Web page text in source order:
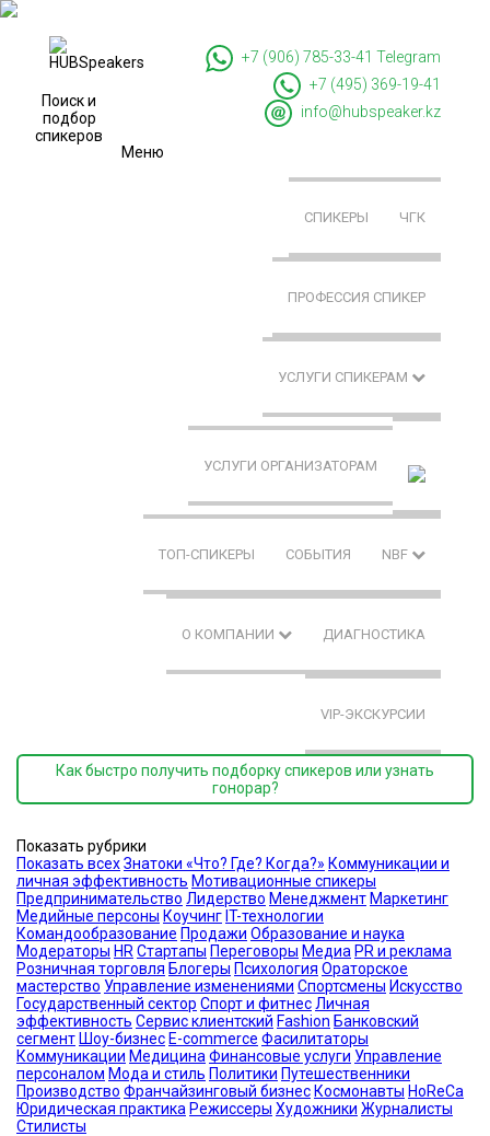
Поиск и
подбор
спикеров
+7 (906) 785-33-41 Telegram
+7 (495) 369-19-41
info@hubspeaker.kz
Меню
СПИКЕРЫ ЧГК
ПРОФЕССИЯ СПИКЕР
УСЛУГИ СПИКЕРАМ
УСЛУГИ ОРГАНИЗАТОРАМ
ТОП-СПИКЕРЫ СОБЫТИЯ NBF
О КОМПАНИИ ДИАГНОСТИКА
VIP-ЭКСКУРСИИ
Как быстро получить подборку спикеров или узнать
гонорар?
Показать рубрики
Показать всехЗнатоки «Что? Где? Когда?» Коммуникации и
личная эффективность Мотивационные спикеры
Предпринимательство Лидерство Менеджмент Маркетинг
Медийные персоны Коучинг IT-технологии
Командообразование Продажи Образование и наука
Модераторы HR Стартапы Переговоры Медиа PR и реклама
Розничная торговля Блогеры Психология Ораторское
мастерство Управление изменениями Спортсмены Искусство
Государственный сектор Спорт и фитнес Личная
эффективность Сервис клиентский Fashion Банковский
сегмент Шоу-бизнес E-commerce Фасилитаторы
Коммуникации Медицина Финансовые услуги Управление
персоналом Мода и стиль Политики Путешественники
Производство Франчайзинговый бизнес Космонавты HoReCa
Юридическая практика Режиссеры Художники Журналисты
Стилисты